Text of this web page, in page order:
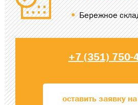
Бережное
+7 (351) 750-
оставить заявку